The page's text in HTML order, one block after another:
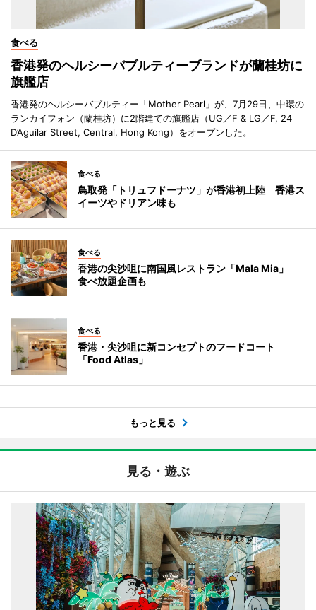
食べる
香港発のヘルシーバブルティーブランドが蘭桂坊に
旗艦店
香港発のヘルシーバブルティー「Mother Pearl」が、7月29日、中環の
ランカイフォン（蘭桂坊）に2階建ての旗艦店（UG／F & LG／F, 24
D’Aguilar Street, Central, Hong Kong）をオープンした。
食べる
鳥取発「トリュフドーナツ」が香港初上陸 香港ス
イーツやドリアン味も
食べる
香港の尖沙咀に南国風レストラン「Mala Mia」
食べ放題企画も
食べる
香港・尖沙咀に新コンセプトのフードコート
「Food Atlas」
もっと見る
見る・遊ぶ